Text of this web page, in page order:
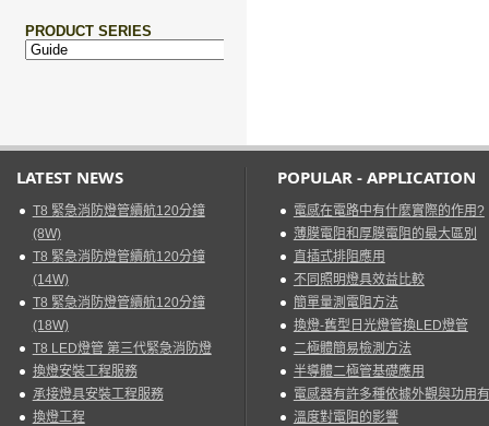
LATEST NEWS
T8 緊急消防燈管續航120分鐘
(8W)
T8 緊急消防燈管續航120分鐘
(14W)
T8 緊急消防燈管續航120分鐘
(18W)
T8 LED燈管 第三代緊急消防燈
換燈安裝工程服務
承接燈具安裝工程服務
換燈工程
POPULAR - APPLICATION
電感在電路中有什麼實際的作用?
薄膜電阻和厚膜電阻的最大區別
直插式排阻應用
不同照明燈具效益比較
簡單量測電阻方法
換燈-舊型日光燈管換LED燈管
二極體簡易檢測方法
半導體二極管基礎應用
電感器有許多種依據外觀與功用
溫度對電阻的影響